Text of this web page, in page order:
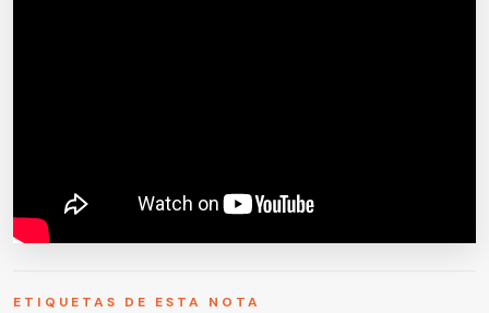
ETIQUETAS DE ESTA NOTA